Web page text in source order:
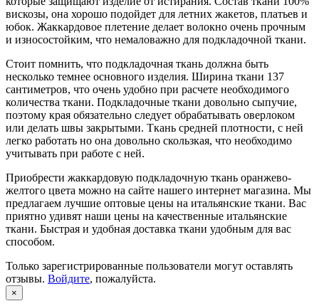
вискозы, она хорошо подойдет для летних жакетов, платьев и
юбок. Жаккардовое плетение делает волокно очень прочным
и износостойким, что немаловажно для подкладочной ткани.
Стоит помнить, что подкладочная ткань должна быть
несколько темнее основного изделия. Ширина ткани 137
сантиметров, что очень удобно при расчете необходимого
количества ткани. Подкладочные ткани довольно сыпучие,
поэтому края обязательно следует обрабатывать оверлоком
или делать швы закрытыми. Ткань средней плотности, с ней
легко работать но она довольно скользкая, что необходимо
учитывать при работе с ней.
Приобрести жаккардовую подкладочную ткань оранжево-
желтого цвета можно на сайте нашего интернет магазина. Мы
предлагаем лучшие оптовые цены на итальянские ткани. Вас
приятно удивят наши цены на качественные итальянские
ткани. Быстрая и удобная доставка ткани удобным для вас
способом.
Только зарегистрированные пользователи могут оставлять
отзывы. Войдите, пожалуйста.
×